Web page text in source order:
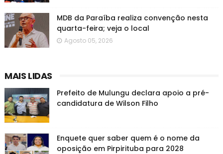
MDB da Paraíba realiza convenção nesta
quarta-feira; veja o local
Agosto 05, 2026
MAIS LIDAS
Prefeito de Mulungu declara apoio a pré-
candidatura de Wilson Filho
Enquete quer saber quem é o nome da
oposição em Pirpirituba para 2028